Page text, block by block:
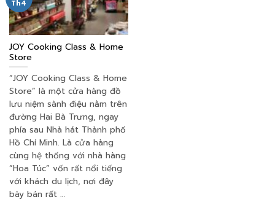
JOY Cooking Class & Home
Store
“JOY Cooking Class & Home
Store” là một cửa hàng đồ
lưu niệm sành điệu nằm trên
đường Hai Bà Trưng, ngay
phía sau Nhà hát Thành phố
Hồ Chí Minh. Là cửa hàng
cùng hệ thống với nhà hàng
“Hoa Túc” vốn rất nổi tiếng
với khách du lịch, nơi đây
bày bán rất …
Th4